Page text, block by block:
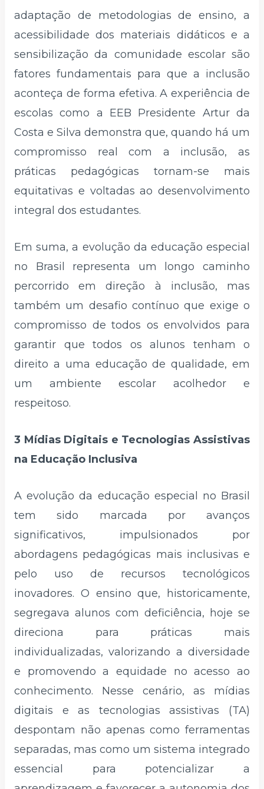
adaptação de metodologias de ensino, a
acessibilidade dos materiais didáticos e a
sensibilização da comunidade escolar são
fatores fundamentais para que a inclusão
aconteça de forma efetiva. A experiência de
escolas como a EEB Presidente Artur da
Costa e Silva demonstra que, quando há um
compromisso real com a inclusão, as
práticas pedagógicas tornam-se mais
equitativas e voltadas ao desenvolvimento
integral dos estudantes.
Em suma, a evolução da educação especial
no Brasil representa um longo caminho
percorrido em direção à inclusão, mas
também um desafio contínuo que exige o
compromisso de todos os envolvidos para
garantir que todos os alunos tenham o
direito a uma educação de qualidade, em
um ambiente escolar acolhedor e
respeitoso.
3 Mídias Digitais e Tecnologias Assistivas
na Educação Inclusiva
A evolução da educação especial no Brasil
tem sido marcada por avanços
significativos, impulsionados por
abordagens pedagógicas mais inclusivas e
pelo uso de recursos tecnológicos
inovadores. O ensino que, historicamente,
segregava alunos com deficiência, hoje se
direciona para práticas mais
individualizadas, valorizando a diversidade
e promovendo a equidade no acesso ao
conhecimento. Nesse cenário, as mídias
digitais e as tecnologias assistivas (TA)
despontam não apenas como ferramentas
separadas, mas como um sistema integrado
essencial para potencializar a